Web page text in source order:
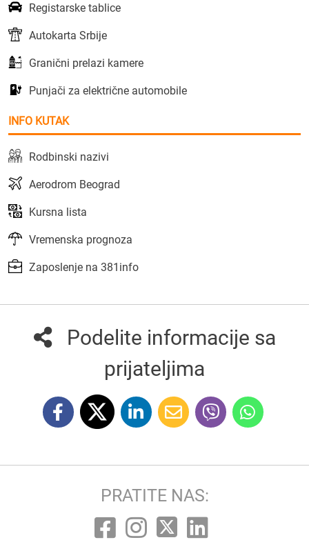
Registarske tablice
Autokarta Srbije
Granični prelazi kamere
Punjači za električne automobile
INFO KUTAK
Rodbinski nazivi
Aerodrom Beograd
Kursna lista
Vremenska prognoza
Zaposlenje na 381info
Podelite informacije sa
prijateljima
PRATITE NAS: